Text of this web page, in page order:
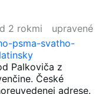
2 rokmi
upravené
psma-svatho-
Palkoviča z
České
adrese.